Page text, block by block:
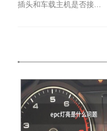
插头和车载主机是否接...